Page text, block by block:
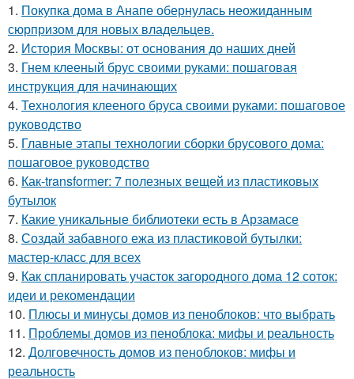
1. Покупка дома в Анапе обернулась неожиданным
сюрпризом для новых владельцев.
2. История Москвы: от основания до наших дней
3. Гнем клееный брус своими руками: пошаговая
инструкция для начинающих
4. Технология клееного бруса своими руками: пошаговое
руководство
5. Главные этапы технологии сборки брусового дома:
пошаговое руководство
6. Как-transformer: 7 полезных вещей из пластиковых
бутылок
7. Какие уникальные библиотеки есть в Арзамасе
8. Создай забавного ежа из пластиковой бутылки:
мастер-класс для всех
9. Как спланировать участок загородного дома 12 соток:
идеи и рекомендации
10. Плюсы и минусы домов из пеноблоков: что выбрать
11. Проблемы домов из пеноблока: мифы и реальность
12. Долговечность домов из пеноблоков: мифы и
реальность